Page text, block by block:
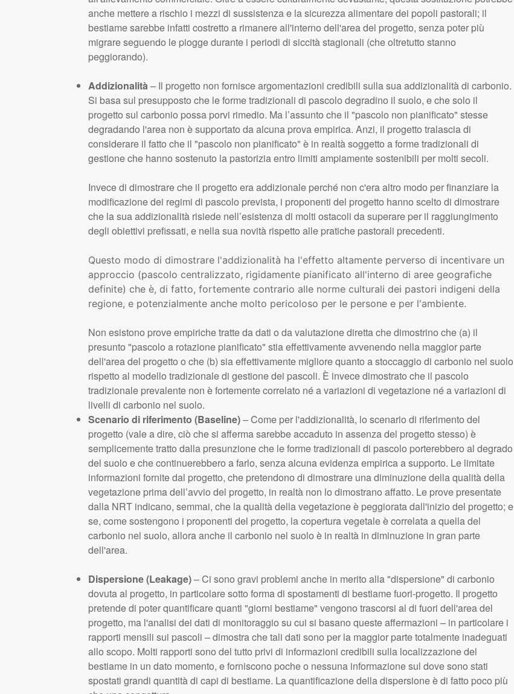
anche mettere a rischio i mezzi di sussistenza e la sicurezza alimentare dei popoli pastorali; il
bestiame sarebbe infatti costretto a rimanere all'interno dell'area del progetto, senza poter più
migrare seguendo le piogge durante i periodi di siccità stagionali (che oltretutto stanno
peggiorando).
Addizionalità– Il progetto non fornisce argomentazioni credibili sulla sua addizionalità di carbonio.
Si basa sul presupposto che le forme tradizionali di pascolo degradino il suolo, e che solo il
progetto sul carbonio possa porvi rimedio. Ma l’assunto che il "pascolo non pianificato" stesse
degradando l'area non è supportato da alcuna prova empirica. Anzi, il progetto tralascia di
considerare il fatto che il "pascolo non pianificato" è in realtà soggetto a forme tradizionali di
gestione che hanno sostenuto la pastorizia entro limiti ampiamente sostenibili per molti secoli.
Invece di dimostrare che il progetto era addizionale perché non c'era altro modo per finanziare la
modificazione dei regimi di pascolo prevista, i proponenti del progetto hanno scelto di dimostrare
che la sua addizionalità risiede nell’esistenza di molti ostacoli da superare per il raggiungimento
degli obiettivi prefissati, e nella sua novità rispetto alle pratiche pastorali precedenti.
Questo modo di dimostrare l'addizionalità ha l'effetto altamente perverso di incentivare un
approccio (pascolo centralizzato, rigidamente pianificato all'interno di aree geografiche
definite) che è, di fatto, fortemente contrario alle norme culturali dei pastori indigeni della
regione, e potenzialmente anche molto pericoloso per le persone e per l'ambiente.
Non esistono prove empiriche tratte da dati o da valutazione diretta che dimostrino che (a) il
presunto "pascolo a rotazione pianificato" stia effettivamente avvenendo nella maggior parte
dell'area del progetto o che (b) sia effettivamente migliore quanto a stoccaggio di carbonio nel suolo
rispetto al modello tradizionale di gestione dei pascoli. È invece dimostrato che il pascolo
tradizionale prevalente non è fortemente correlato né a variazioni di vegetazione né a variazioni di
livelli di carbonio nel suolo.
Scenario di riferimento (Baseline)­­­– Come per l'addizionalità, lo scenario di riferimento del
progetto (vale a dire, ciò che si afferma sarebbe accaduto in assenza del progetto stesso) è
semplicemente tratto dalla presunzione che le forme tradizionali di pascolo porterebbero al degrado
del suolo e che continuerebbero a farlo, senza alcuna evidenza empirica a supporto. Le limitate
informazioni fornite dal progetto, che pretendono di dimostrare una diminuzione della qualità della
vegetazione prima dell’avvio del progetto, in realtà non lo dimostrano affatto. Le prove presentate
dalla NRT indicano, semmai, che la qualità della vegetazione è peggiorata dall'inizio del progetto; e
se, come sostengono i proponenti del progetto, la copertura vegetale è correlata a quella del
carbonio nel suolo, allora anche il carbonio nel suolo è in realtà in diminuzione in gran parte
dell'area.
Dispersione (Leakage)– Ci sono gravi problemi anche in merito alla "dispersione" di carbonio
dovuta al progetto, in particolare sotto forma di spostamenti di bestiame fuori-progetto. Il progetto
pretende di poter quantificare quanti "giorni bestiame" vengono trascorsi al di fuori dell'area del
progetto, ma l'analisi dei dati di monitoraggio su cui si basano queste affermazioni – in particolare i
rapporti mensili sui pascoli – dimostra che tali dati sono per la maggior parte totalmente inadeguati
allo scopo. Molti rapporti sono del tutto privi di informazioni credibili sulla localizzazione del
bestiame in un dato momento, e forniscono poche o nessuna informazione sul dove sono stati
spostati grandi quantità di capi di bestiame. La quantificazione della dispersione è di fatto poco più